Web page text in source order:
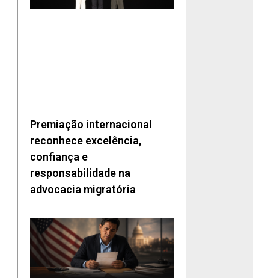
Premiação internacional
reconhece excelência,
confiança e
responsabilidade na
advocacia migratória